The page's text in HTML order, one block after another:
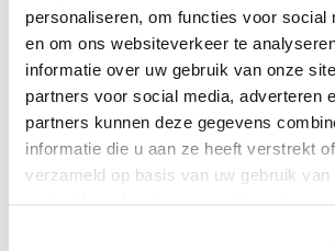
personaliseren, om functies voor social
en om ons websiteverkeer te
informatie over uw gebruik van onze
partners voor social media, adverteren
partners kunnen deze gegevens
informatie die u aan ze heeft verstrekt
verzameld op basis van uw gebruik
werkelijkheid. Zeker weten dat dit de
Vraag dan een stukje van de stof op via de
Stof
Element stof is een velours stofsoort met
uitstraling. Door de velours stof krijgt de
opvallende en rijke uitstraling. De
voor zowel een modern als een klassiek
Serie
Rotterdam
Kleur
Materiaal
Stof
Zitbreedte
200 cm
Zitdiepte
45 cm